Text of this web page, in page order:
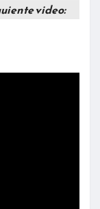
video: